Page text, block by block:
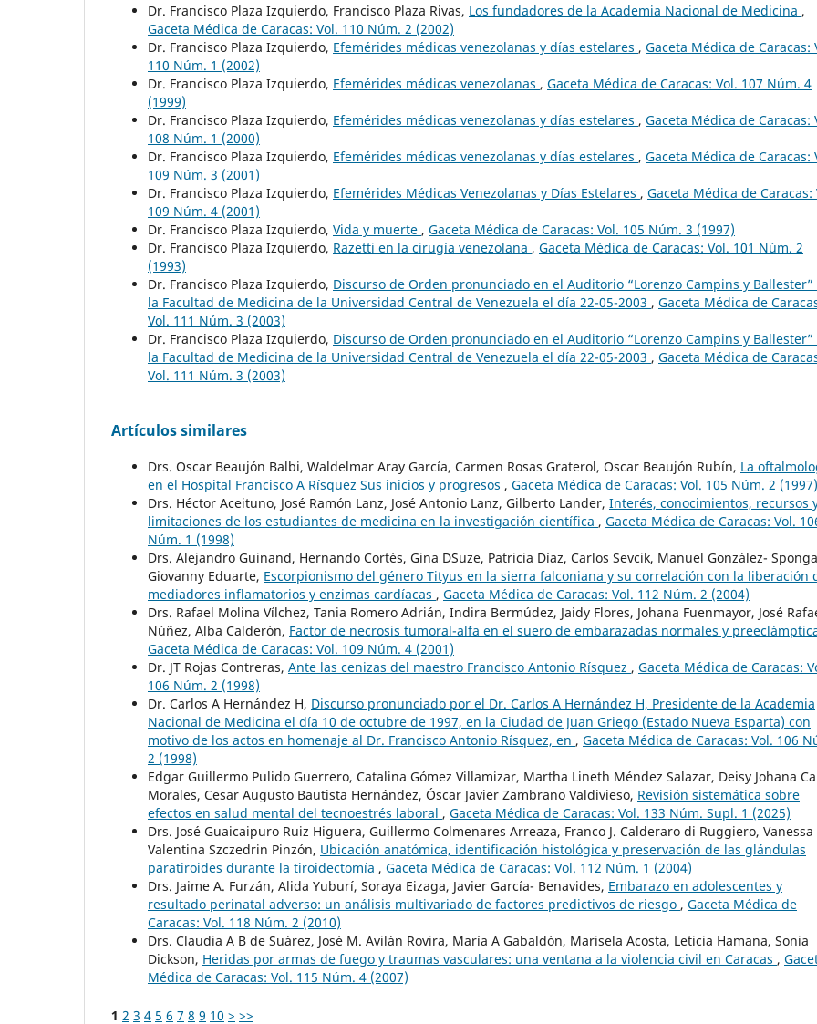
Dr. Francisco Plaza Izquierdo, Francisco Plaza Rivas, Los fundadores de la Academia Nacional de Medicina ,
Gaceta Médica de Caracas: Vol. 110 Núm. 2 (2002)
Dr. Francisco Plaza Izquierdo, Efemérides médicas venezolanas y días estelares , Gaceta Médica de Caracas:
110 Núm. 1 (2002)
Dr. Francisco Plaza Izquierdo, Efemérides médicas venezolanas , Gaceta Médica de Caracas: Vol. 107 Núm. 4
(1999)
Dr. Francisco Plaza Izquierdo, Efemérides médicas venezolanas y días estelares , Gaceta Médica de Caracas:
108 Núm. 1 (2000)
Dr. Francisco Plaza Izquierdo, Efemérides médicas venezolanas y días estelares , Gaceta Médica de Caracas:
109 Núm. 3 (2001)
Dr. Francisco Plaza Izquierdo, Efemérides Médicas Venezolanas y Días Estelares , Gaceta Médica de Caracas:
109 Núm. 4 (2001)
Dr. Francisco Plaza Izquierdo, Vida y muerte , Gaceta Médica de Caracas: Vol. 105 Núm. 3 (1997)
Dr. Francisco Plaza Izquierdo, Razetti en la cirugía venezolana , Gaceta Médica de Caracas: Vol. 101 Núm. 2
(1993)
Dr. Francisco Plaza Izquierdo, Discurso de Orden pronunciado en el Auditorio “Lorenzo Campins y Ballester”
la Facultad de Medicina de la Universidad Central de Venezuela el día 22-05-2003 , Gaceta Médica de
Vol. 111 Núm. 3 (2003)
Dr. Francisco Plaza Izquierdo, Discurso de Orden pronunciado en el Auditorio “Lorenzo Campins y Ballester”
la Facultad de Medicina de la Universidad Central de Venezuela el día 22-05-2003 , Gaceta Médica de
Vol. 111 Núm. 3 (2003)
Artículos similares
Drs. Oscar Beaujón Balbi, Waldelmar Aray García, Carmen Rosas Graterol, Oscar Beaujón Rubín, La
en el Hospital Francisco A Rísquez Sus inicios y progresos , Gaceta Médica de Caracas: Vol. 105 Núm. 2 (1997)
Drs. Héctor Aceituno, José Ramón Lanz, José Antonio Lanz, Gilberto Lander, Interés, conocimientos, recursos
limitaciones de los estudiantes de medicina en la investigación científica , Gaceta Médica de Caracas: Vol.
Núm. 1 (1998)
Drs. Alejandro Guinand, Hernando Cortés, Gina D´Suze, Patricia Díaz, Carlos Sevcik, Manuel González-
Giovanny Eduarte, Escorpionismo del género Tityus en la sierra falconiana y su correlación con la liberación
mediadores inflamatorios y enzimas cardíacas , Gaceta Médica de Caracas: Vol. 112 Núm. 2 (2004)
Drs. Rafael Molina Vílchez, Tania Romero Adrián, Indira Bermúdez, Jaidy Flores, Johana Fuenmayor, José
Núñez, Alba Calderón, Factor de necrosis tumoral-alfa en el suero de embarazadas normales y
Gaceta Médica de Caracas: Vol. 109 Núm. 4 (2001)
Dr. JT Rojas Contreras, Ante las cenizas del maestro Francisco Antonio Rísquez , Gaceta Médica de Caracas:
106 Núm. 2 (1998)
Dr. Carlos A Hernández H, Discurso pronunciado por el Dr. Carlos A Hernández H, Presidente de la Academia
Nacional de Medicina el día 10 de octubre de 1997, en la Ciudad de Juan Griego (Estado Nueva Esparta) con
motivo de los actos en homenaje al Dr. Francisco Antonio Rísquez, en , Gaceta Médica de Caracas: Vol. 106
2 (1998)
Edgar Guillermo Pulido Guerrero, Catalina Gómez Villamizar, Martha Lineth Méndez Salazar, Deisy Johana
Morales, Cesar Augusto Bautista Hernández, Óscar Javier Zambrano Valdivieso, Revisión sistemática sobre
efectos en salud mental del tecnoestrés laboral , Gaceta Médica de Caracas: Vol. 133 Núm. Supl. 1 (2025)
Drs. José Guaicaipuro Ruiz Higuera, Guillermo Colmenares Arreaza, Franco J. Calderaro di Ruggiero, Vanessa
Valentina Szczedrin Pinzón, Ubicación anatómica, identificación histológica y preservación de las glándulas
paratiroides durante la tiroidectomía , Gaceta Médica de Caracas: Vol. 112 Núm. 1 (2004)
Drs. Jaime A. Furzán, Alida Yuburí, Soraya Eizaga, Javier García- Benavides, Embarazo en adolescentes y
resultado perinatal adverso: un análisis multivariado de factores predictivos de riesgo , Gaceta Médica de
Caracas: Vol. 118 Núm. 2 (2010)
Drs. Claudia A B de Suárez, José M. Avilán Rovira, María A Gabaldón, Marisela Acosta, Leticia Hamana, Sonia
Dickson, Heridas por armas de fuego y traumas vasculares: una ventana a la violencia civil en Caracas ,
Médica de Caracas: Vol. 115 Núm. 4 (2007)
1 2 3 4 5 6 7 8 9 10 > >>